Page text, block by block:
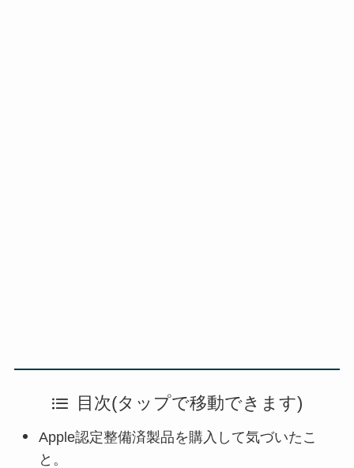
目次(タップで移動できます)
Apple認定整備済製品を購入して気づいたこ
と。